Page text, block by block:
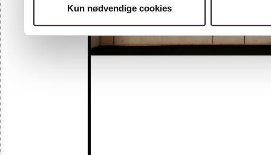
Kun nødvendige cookies